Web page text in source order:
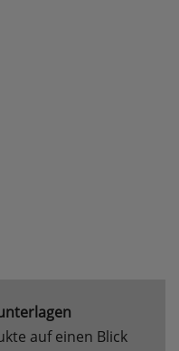
auf einen Blick